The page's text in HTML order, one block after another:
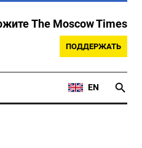
The Moscow Times
ПОДДЕРЖАТЬ
EN